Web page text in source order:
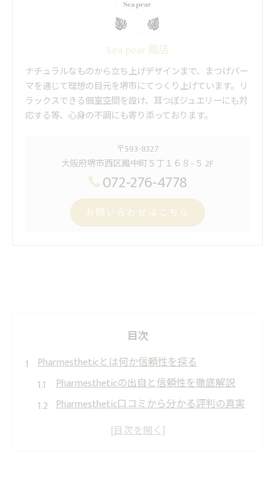
Sea pear 鳳店
ナチュラルなものから立ち上げデザインまで、まつげパー
マを通じて理想の目元を堺市にてつくり上げています。リ
ラックスできる個室空間を設け、耳つぼジュエリーにも対
応する等、心身の不調にも寄り添っております。
〒593-8327
大阪府堺市西区鳳中町５丁１６８−５ 2F
072-276-4778
お問い合わせはこちら
目次
Pharmestheticとは何か信頼性を探る
Pharmestheticの出自と信頼性を徹底解説
Pharmesthetic口コミから分かる評判の真実
Pharmesthetic怪しいと感じる理由を分析